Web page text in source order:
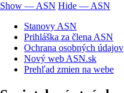
Show — ASN Hide — ASN
Stanovy ASN
Prihláška za člena ASN
Ochrana osobných údajov
Nový web ASN.sk
Prehľad zmien na webe